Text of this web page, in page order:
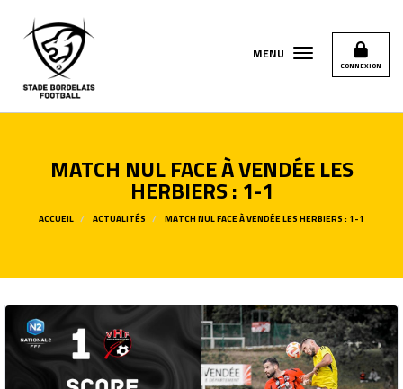
CONNEXION
MENU
MATCH NUL FACE À VENDÉE LES
HERBIERS : 1-1
ACCUEIL ACTUALITÉS MATCH NUL FACE À VENDÉE LES HERBIERS : 1-1